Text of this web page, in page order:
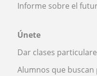
Informe sobre el
Únete
Dar clases
Alumnos que